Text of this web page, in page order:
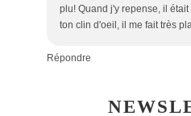
plu! Quand j'y repense, il
ton clin d'oeil, il me fait très
Répondre